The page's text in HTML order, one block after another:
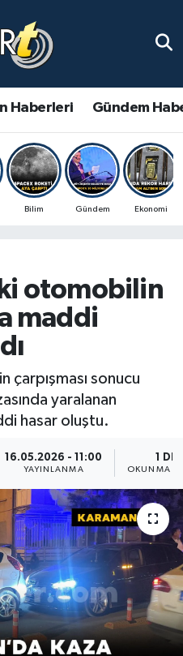
Haberleri Gündem
Bilim Gündem Ekonomi
otomobilin
maddi
çarpışması sonucu
yaralanan
hasar oluştu.
16.05.2026 - 11:00
YAYINLANMA
1 DK
OKUNMA